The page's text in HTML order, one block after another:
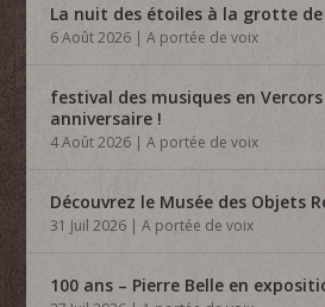
La nuit des étoiles à la grotte de
6 Août 2026 |A portée de voix
festival des musiques en
anniversaire !
4 Août 2026 |A portée de voix
Découvrez le Musée des Objets
31 Juil 2026 |A portée de voix
100 ans – Pierre Belle en